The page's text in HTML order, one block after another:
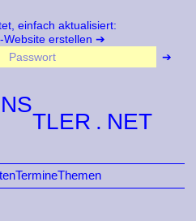
einfach aktualisiert:
Website erstellen
TLER
TermineThemen